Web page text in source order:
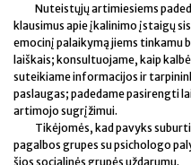
Nuteistųjų artimiesiems
klausimus apie įkalinimo įstaigų
emocinį palaikymą jiems tinkamu
laiškais; konsultuojame, kaip
suteikiame informacijos ir
paslaugas; padedame pasirengti
artimojo sugrįžimui.
Tikėjomės, kad pavyks
pagalbos grupes su psichologo
šios socialinės grupės uždarumu.